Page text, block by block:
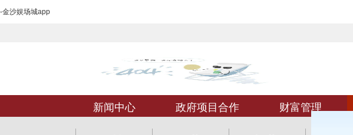
-金沙娱场城app
新闻中心 政府项目合作 财富管理